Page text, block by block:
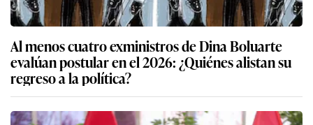
Al menos cuatro exministros de Dina Boluarte
evalúan postular en el 2026: ¿Quiénes alistan su
regreso a la política?